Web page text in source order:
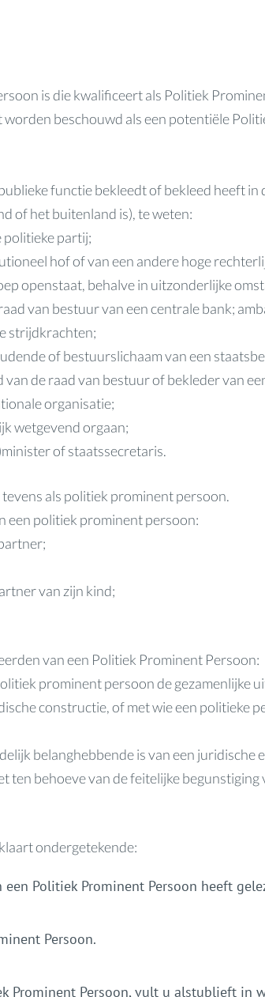
is die kwalificeert als Politiek
worden beschouwd als een potentiële
functie bekleedt of bekleed heeft in
of het buitenland is), te weten:
politieke partij;
hof of van een andere hoge
openstaat, behalve in uitzonderlijke
van bestuur van een centrale bank;
strijdkrachten;
of bestuurslichaam van een
de raad van bestuur of bekleder van
organisatie;
wetgevend orgaan;
of staatssecretaris.
als politiek prominent persoon.
een politiek prominent persoon:
van zijn kind;
van een Politiek Prominent Persoon:
prominent persoon de gezamenlijke
constructie, of met wie een politieke
belanghebbende is van een
ten behoeve van de feitelijke
ondergetekende:
Politiek Prominent Persoon heeft
Persoon.
Prominent Persoon, vult u alstublieft in